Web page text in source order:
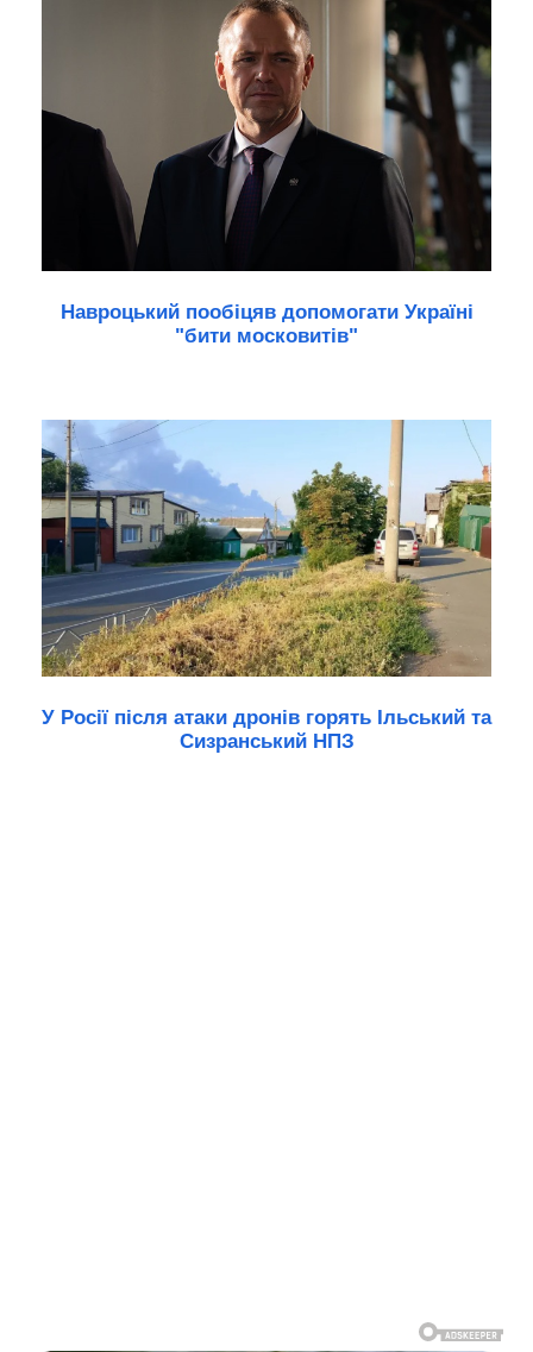
Навроцький пообіцяв допомогати Україні
"бити московитів"
У Росії після атаки дронів горять Ільський та
Сизранський НПЗ